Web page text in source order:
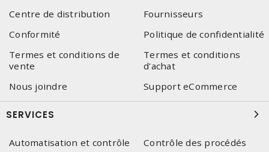
Centre de distribution
Fournisseurs
Conformité
Politique de confidentialité
Termes et conditions de
vente
Termes et conditions
d'achat
Nous joindre
Support eCommerce
SERVICES
Automatisation et contrôle
Contrôle des procédés